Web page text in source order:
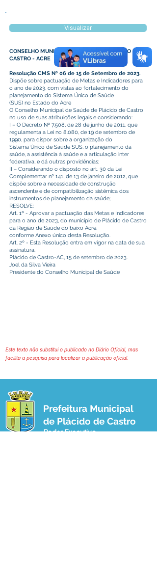
Visualizar
CONSELHO MUNICIPAL DE SAÚDE DE PLÁCIDO DE
CASTRO - ACRE
Resolução CMS Nº 06 de 15 de Setembro de 2023.
Dispõe sobre pactuação de Metas e Indicadores para
o ano de 2023, com vistas ao fortalecimento do
planejamento do Sistema Único de Saúde
(SUS) no Estado do Acre
O Conselho Municipal de Saúde de Plácido de Castro
no uso de suas atribuições legais e considerando:
I – O Decreto Nº 7.508, de 28 de junho de 2011, que
regulamenta a Lei no 8.080, de 19 de setembro de
1990, para dispor sobre a organização do
Sistema Único de Saúde SUS, o planejamento da
saúde, a assistência à saúde e a articulação inter
federativa, e dá outras providências;
II – Considerando o disposto no art. 30 da Lei
Complementar nº 141, de 13 de janeiro de 2012, que
dispõe sobre a necessidade de construção
ascendente e de compatibilização sistêmica dos
instrumentos de planejamento da saúde;
RESOLVE:
Art. 1º - Aprovar a pactuação das Metas e Indicadores
para o ano de 2023, do município de Plácido de Castro
da Região de Saúde do baixo Acre,
conforme Anexo único desta Resolução.
Art. 2º - Esta Resolução entra em vigor na data de sua
assinatura.
Plácido de Castro-AC, 15 de setembro de 2023.
Joel da Silva Vieira
Presidente do Conselho Municipal de Saúde
Este texto não substitui o publicado no Diário Oficial, mas
facilita a pesquisa para localizar a publicação oficial.
Prefeitura Municipal
de Plácido de Castro
Poder Executivo